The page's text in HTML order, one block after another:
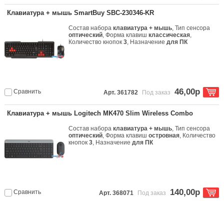
Клавиатура + мышь SmartBuy SBC-230346-KR
Состав набораклавиатура + мышь, Тип сенсора
оптический, Форма клавишклассическая,
Количество кнопок3, Назначениедля ПК
Сравнить Арт. 361782 Под заказ 46,00р
Клавиатура + мышь Logitech MK470 Slim Wireless Combo
Состав набораклавиатура + мышь, Тип сенсора
оптический, Форма клавишостровная, Количество
кнопок3, Назначениедля ПК
Сравнить Арт. 368071 Под заказ 140,00р